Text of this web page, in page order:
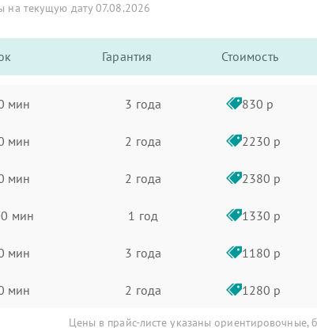
на текущую дату 07.08.2026
Гарантия Стоимость
мин 3 года 830 р
мин 2 года 2230 р
мин 2 года 2380 р
мин 1 год 1330 р
мин 3 года 1180 р
мин 2 года 1280 р
Цены в прайс-листе указаны ориентировочные,